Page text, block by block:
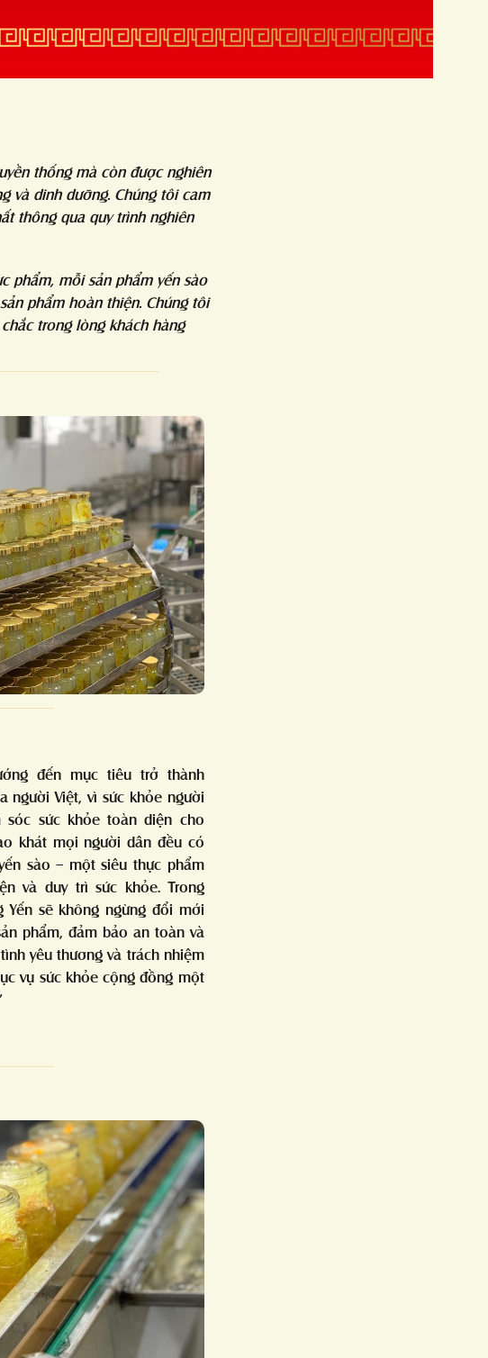
thống mà còn được nghiên
và dinh dưỡng. Chúng tôi cam
thông qua quy trình nghiên
phẩm, mỗi sản phẩm yến sào
phẩm hoàn thiện. Chúng tôi
trong lòng khách hàng
đến mục tiêu trở thành
người Việt, vì sức khỏe người
sóc sức khỏe toàn diện cho
khát mọi người dân đều có
sào – một siêu thực phẩm
và duy trì sức khỏe. Trong
Yến sẽ không ngừng đổi mới
phẩm, đảm bảo an toàn và
yêu thương và trách nhiệm
vụ sức khỏe cộng đồng một